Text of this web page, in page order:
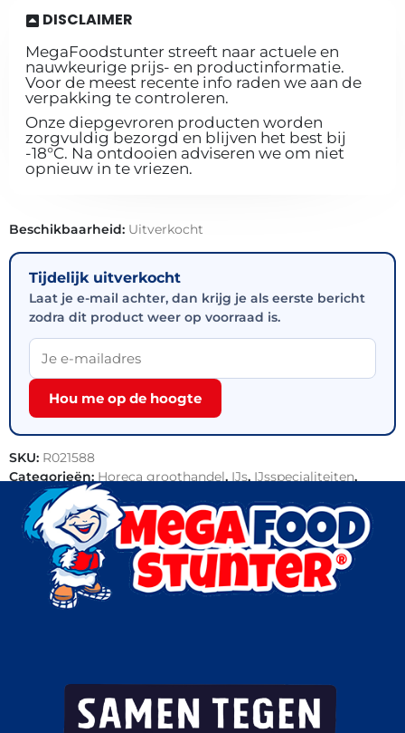
DISCLAIMER
MegaFoodstunter streeft naar actuele en
nauwkeurige prijs- en productinformatie.
Voor de meest recente info raden we aan de
verpakking te controleren.
Onze diepgevroren producten worden
zorgvuldig bezorgd en blijven het best bij
-18°C. Na ontdooien adviseren we om niet
opnieuw in te vriezen.
Beschikbaarheid: Uitverkocht
Tijdelijk uitverkocht
Laat je e-mail achter, dan krijg je als eerste bericht
zodra dit product weer op voorraad is.
Hou me op de hoogte
SKU: R021588
Categorieën: Horeca groothandel, IJs, IJsspecialiteiten,
Patisserie